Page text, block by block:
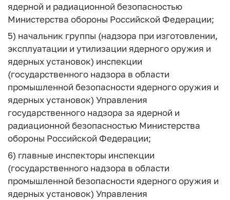
ядерной и радиационной безопасностью
Министерства обороны Российской Федерации;
5) начальник группы (надзора при изготовлении,
эксплуатации и утилизации ядерного оружия и
ядерных установок) инспекции
(государственного надзора в области
промышленной безопасности ядерного оружия и
ядерных установок) Управления
государственного надзора за ядерной и
радиационной безопасностью Министерства
обороны Российской Федерации;
6) главные инспекторы инспекции
(государственного надзора в области
промышленной безопасности ядерного оружия и
ядерных установок) Управления